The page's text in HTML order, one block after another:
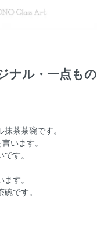
ナル・一点も
茶茶碗です。
います。
す。
す。
です。